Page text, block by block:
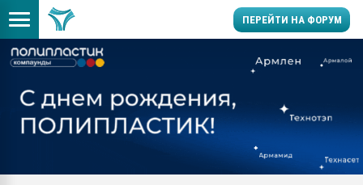
ПЕРЕЙТИ НА ФОРУМ
заводу пластмасс"